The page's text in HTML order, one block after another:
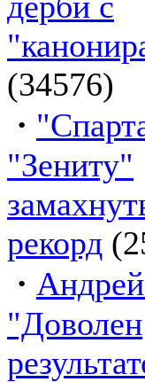
(34576)
·
"Зениту"
рекорд
·
"Доволен